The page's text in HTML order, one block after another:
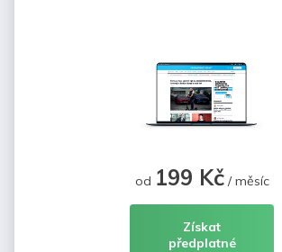
od 199 Kč/ měsíc
Získat
předplatné